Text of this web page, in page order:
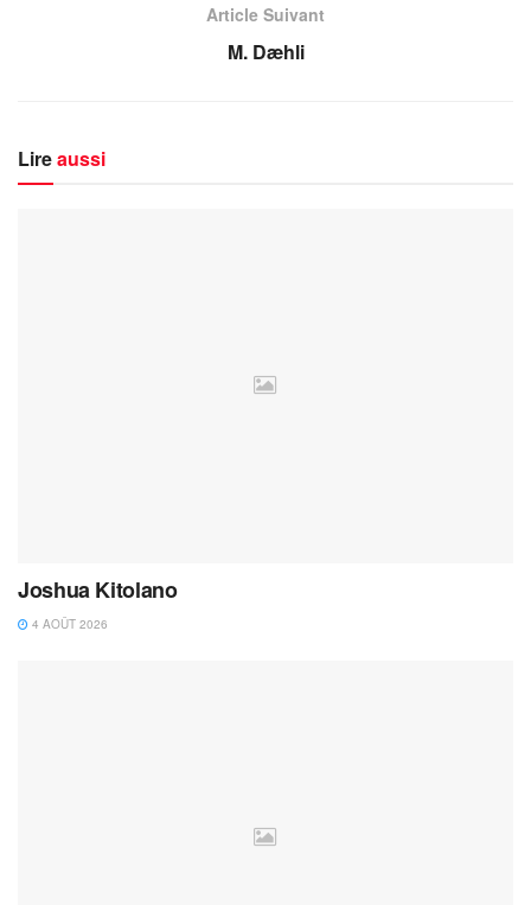
Article Suivant
M. Dæhli
Lireaussi
Joshua Kitolano
4 AOÛT 2026